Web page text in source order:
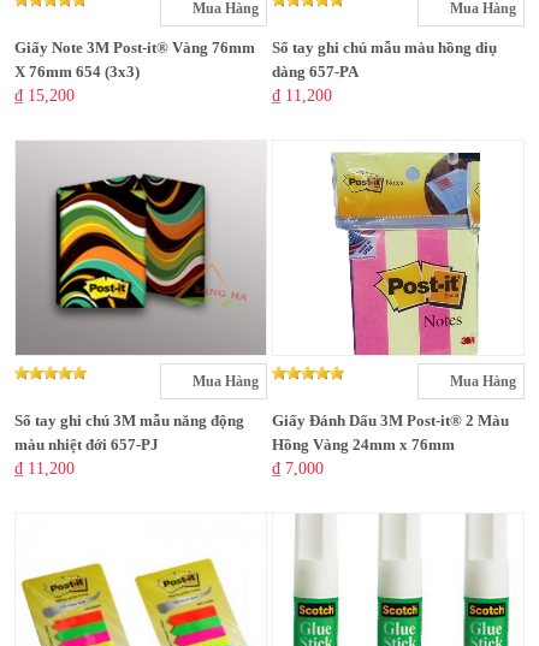
Mua Hàng
Giấy Note 3M Post-it® Vàng 76mm
X 76mm 654 (3x3)
₫ 15,200
Mua Hàng
Sổ tay ghi chú mẫu màu hồng diụ
dàng 657-PA
₫ 11,200
Mua Hàng
Sổ tay ghi chú 3M mẫu năng động
màu nhiệt đới 657-PJ
₫ 11,200
Mua Hàng
Giấy Đánh Dấu 3M Post-it® 2 Màu
Hồng Vàng 24mm x 76mm
₫ 7,000